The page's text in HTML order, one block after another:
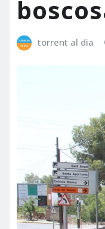
torrent al dia